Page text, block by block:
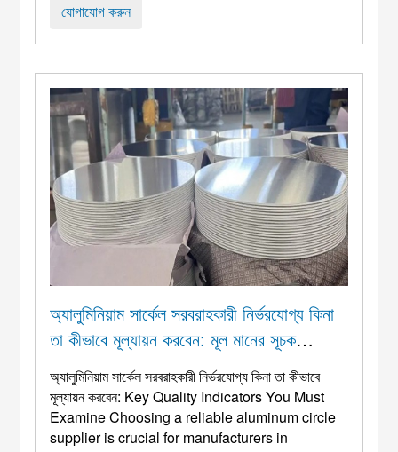
শ্রেণীবদ্ধ করার জন্য মানদণ্ড:
সম্মিলিত wi ...
যোগাযোগ করুন
অ্যালুমিনিয়াম সার্কেল সরবরাহকারী নির্ভরযোগ্য কিনা
তা কীভাবে মূল্যায়ন করবেন: মূল মানের সূচক
আপনাকে অবশ্যই পরীক্ষা করতে হবে
অ্যালুমিনিয়াম সার্কেল সরবরাহকারী নির্ভরযোগ্য কিনা তা কীভাবে
মূল্যায়ন করবেন: Key Quality Indicators You Must
Examine Choosing a reliable aluminum circle
supplier is crucial for manufacturers in